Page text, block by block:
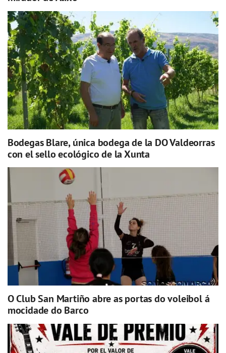
Bodegas Blare, única bodega de la DO Valdeorras
con el sello ecológico de la Xunta
O Club San Martiño abre as portas do voleibol á
mocidade do Barco